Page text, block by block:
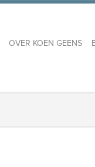
OVER KOEN GEENS